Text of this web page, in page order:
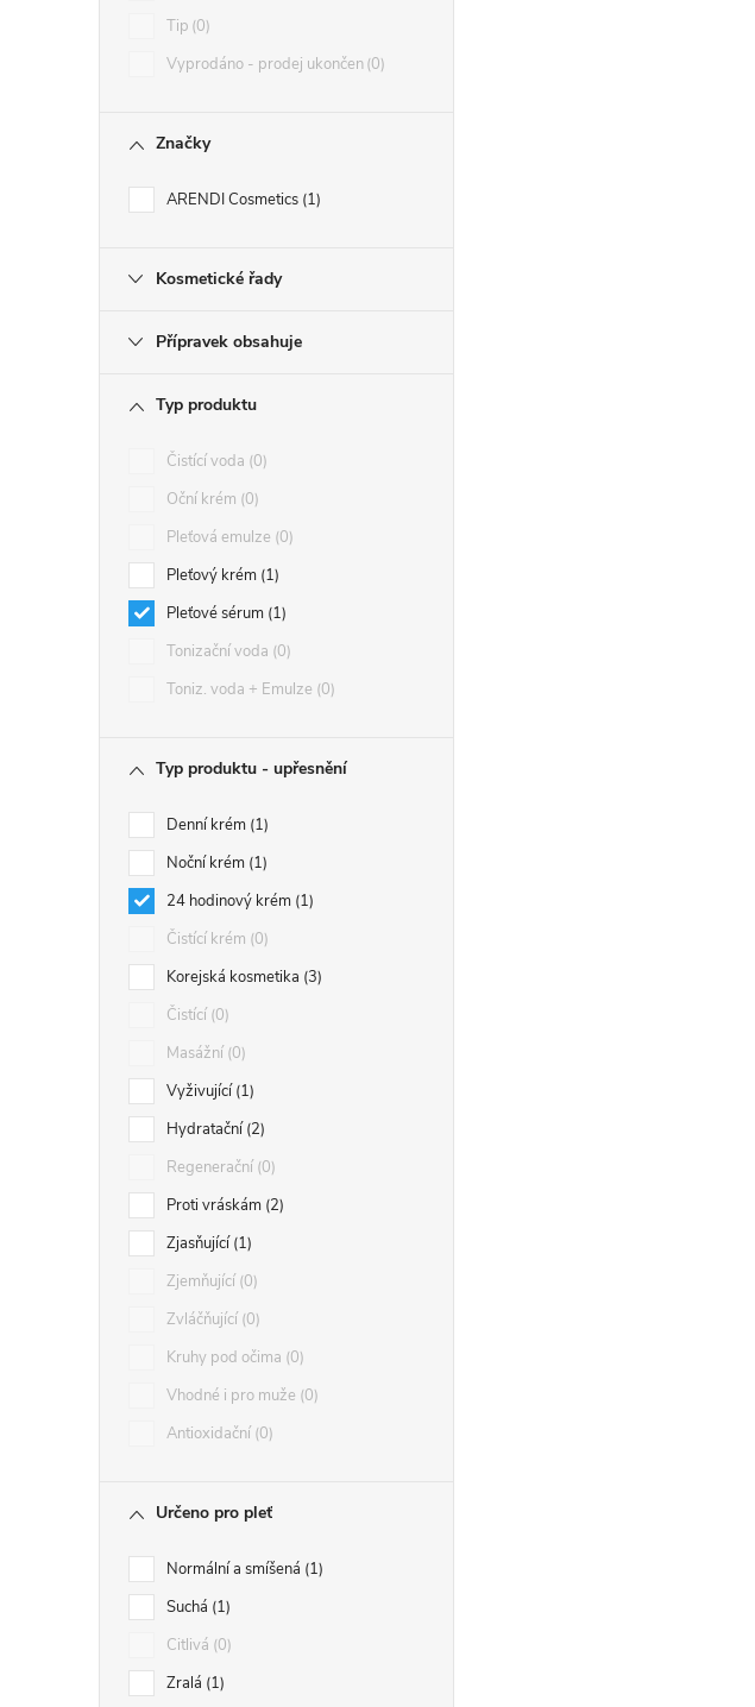
Tip 0
Vyprodáno - prodej ukončen 0
Značky
ARENDI Cosmetics 1
Kosmetické řady
Přípravek obsahuje
Typ produktu
Čistící voda 0
Oční krém 0
Pleťová emulze 0
Pleťový krém 1
Pleťové sérum 1
Tonizační voda 0
Toniz. voda + Emulze 0
Typ produktu - upřesnění
Denní krém 1
Noční krém 1
24 hodinový krém 1
Čistící krém 0
Korejská kosmetika 3
Čistící 0
Masážní 0
Vyživující 1
Hydratační 2
Regenerační 0
Proti vráskám 2
Zjasňující 1
Zjemňující 0
Zvláčňující 0
Kruhy pod očima 0
Vhodné i pro muže 0
Antioxidační 0
Určeno pro pleť
Normální a smíšená 1
Suchá 1
Citlivá 0
Zralá 1